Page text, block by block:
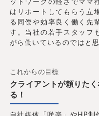
ットワークの軽さでママ
はサポートしてもらう立
る同僚や効率良く働く先
す。当社の若手スタッフ
がら働いているのではと思
これからの目標
クライアントが頼りた
る！